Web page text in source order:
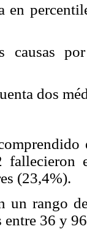
en
causas
dos
fallecieron
(23,4%).
un rango
entre 36 y